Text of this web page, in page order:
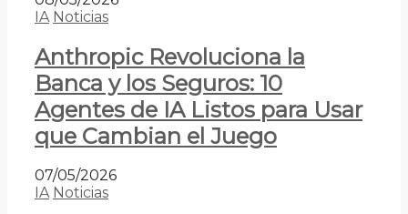
IA Noticias
Anthropic Revoluciona la
Banca y los Seguros: 10
Agentes de IA Listos para Usar
que Cambian el Juego
07/05/2026
IA Noticias